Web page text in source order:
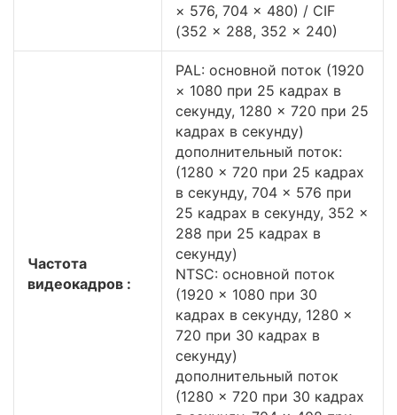
× 576, 704 × 480) / CIF
(352 × 288, 352 × 240)
Частота
видеокадров :
PAL: основной поток (1920
× 1080 при 25 кадрах в
секунду, 1280 × 720 при 25
кадрах в секунду)
дополнительный поток:
(1280 × 720 при 25 кадрах
в секунду, 704 × 576 при
25 кадрах в секунду, 352 ×
288 при 25 кадрах в
секунду)
NTSC: основной поток
(1920 × 1080 при 30
кадрах в секунду, 1280 ×
720 при 30 кадрах в
секунду)
дополнительный поток
(1280 × 720 при 30 кадрах